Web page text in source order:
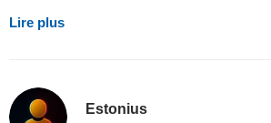
Lire plus
Estonius